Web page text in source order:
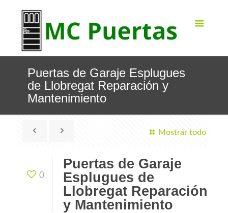
Puertas de Garaje Esplugues
de Llobregat Reparación y
Mantenimiento
Mostrar todo
0
Puertas de Garaje
Esplugues de
Llobregat Reparación
y Mantenimiento